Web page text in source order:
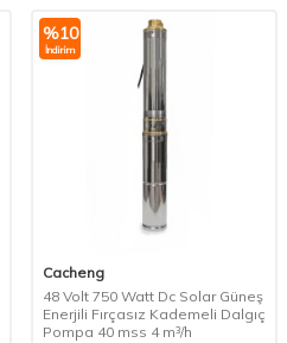
%10
İndirim
Cacheng
48 Volt 750 Watt Dc Solar Güneş
Enerjili Fırçasız Kademeli Dalgıç
Pompa 40 mss 4 m³/h